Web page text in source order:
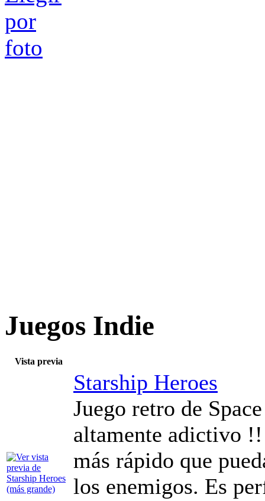
Juegos Indie
Vista previa
Starship Heroes
Juego retro de
altamente adictivo
más rápido que
los enemigos. Es